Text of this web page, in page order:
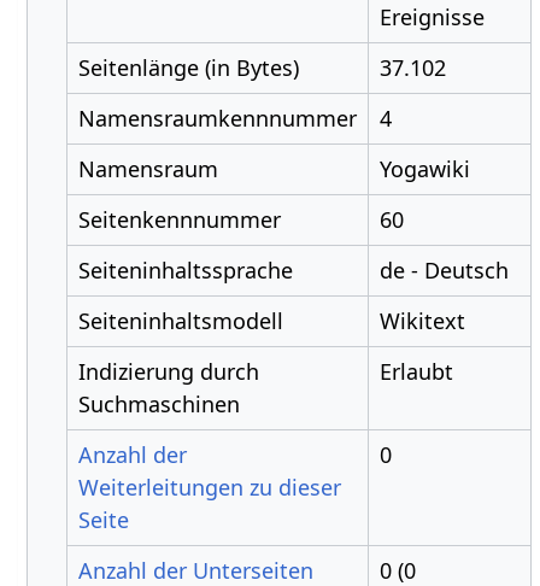
Ereignisse
Seitenlänge (in Bytes)
37.102
Namensraumkennnummer
4
Namensraum
Yogawiki
Seitenkennnummer
60
Seiteninhaltssprache
de - Deutsch
Seiteninhaltsmodell
Wikitext
Indizierung durch
Suchmaschinen
Erlaubt
Anzahl der
Weiterleitungen zu dieser
Seite
0
Anzahl der Unterseiten
0 (0